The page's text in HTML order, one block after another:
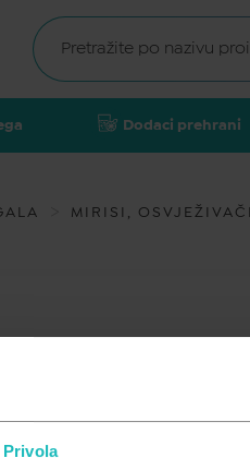
Privola
Dodaci prehrani
MIRISI,